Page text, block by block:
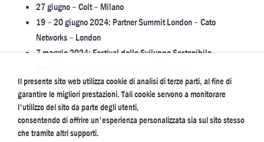
27 giugno – Colt – Milano
19 – 20 giugno 2024: Partner Summit London – Cato
Networks – London
7 maggio 2024: Festival dello Sviluppo Sostenibile –
19 marzo 2024: It’s all Retail – Milano
19 – 21 marzo 2024: Clusit Security Summit – Milano
Il presente sito web utilizza cookie di analisi di terze parti, al fine di
garantire le migliori prestazioni. Tali cookie servono a monitorare
l'utilizzo del sito da parte degli utenti,
consentendo di offrire un'esperienza personalizzata sia sul sito stesso
che tramite altri supporti.